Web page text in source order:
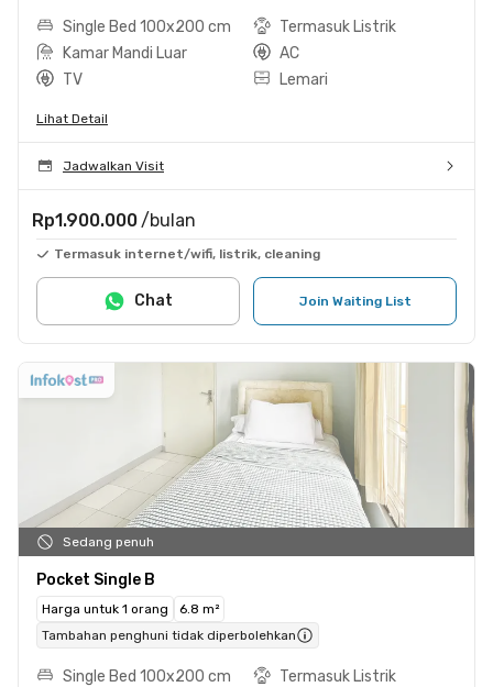
Single Bed 100x200 cm
Termasuk Listrik
Kamar Mandi Luar
AC
TV
Lemari
Lihat Detail
Jadwalkan Visit
Rp1.900.000 /bulan
Termasuk internet/wifi, listrik, cleaning
Join Waiting List
Chat
Sedang penuh
Pocket Single B
Harga untuk 1 orang
6.8 m²
Tambahan penghuni tidak diperbolehkan
Single Bed 100x200 cm
Termasuk Listrik